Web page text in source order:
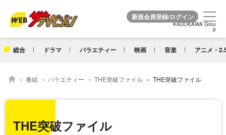
KADOKAWA Grou
p
総合 ドラマ バラエティー 映画 音楽 アニメ・
KADOKAWA Grou
p
番組 バラエティー THE突破ファイル THE突破ファイル
THE突破ファイル